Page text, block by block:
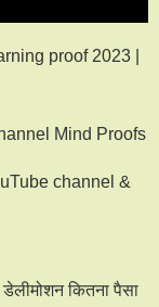
proof 2023 |
Mind Proofs
channel &
कितना पैसा